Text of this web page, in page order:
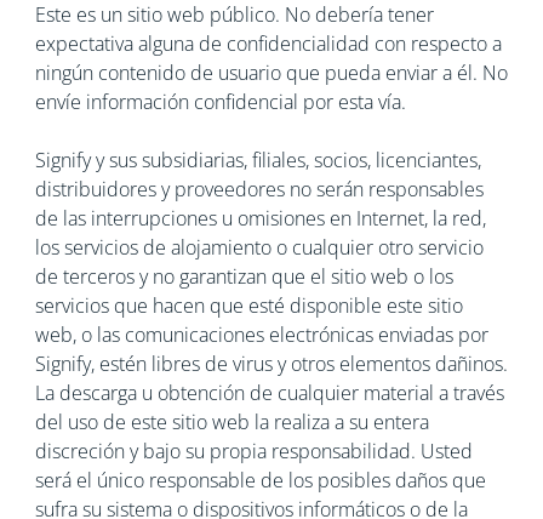
Este es un sitio web público. No debería tener
expectativa alguna de confidencialidad con respecto a
ningún contenido de usuario que pueda enviar a él. No
envíe información confidencial por esta vía.
Signify y sus subsidiarias, filiales, socios, licenciantes,
distribuidores y proveedores no serán responsables
de las interrupciones u omisiones en Internet, la red,
los servicios de alojamiento o cualquier otro servicio
de terceros y no garantizan que el sitio web o los
servicios que hacen que esté disponible este sitio
web, o las comunicaciones electrónicas enviadas por
Signify, estén libres de virus y otros elementos dañinos.
La descarga u obtención de cualquier material a través
del uso de este sitio web la realiza a su entera
discreción y bajo su propia responsabilidad. Usted
será el único responsable de los posibles daños que
sufra su sistema o dispositivos informáticos o de la